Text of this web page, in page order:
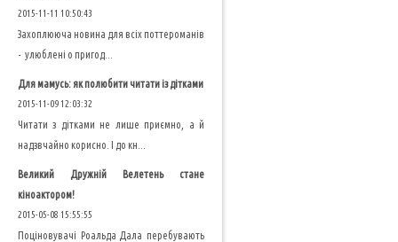
2015-11-11 10:50:43
Захоплююча новина для всіх поттероманів
- улюблені о пригод...
Для мамусь: як полюбити читати із дітками
2015-11-09 12:03:32
Читати з дітками не лише приємно, а й
надзвчайно корисно. І до кн...
Великий Дружній Велетень стане
кіноактором!
2015-05-08 15:55:55
Поціновувачі Роальда Дала перебувають